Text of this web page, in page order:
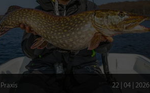
Praxis 22 | 04 | 2026